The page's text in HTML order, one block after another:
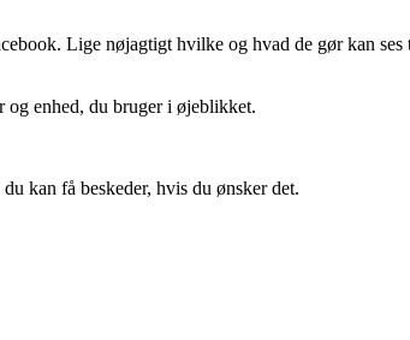
Lige nøjagtigt hvilke og hvad de gør kan
enhed, du bruger i øjeblikket.
kan få beskeder, hvis du ønsker det.